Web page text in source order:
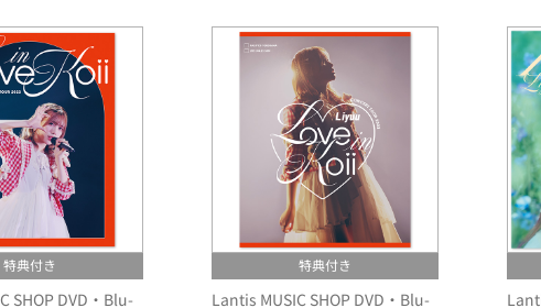
特典付き
SHOP DVD・Blu-
特典付き
Lantis MUSIC SHOP DVD・Blu-